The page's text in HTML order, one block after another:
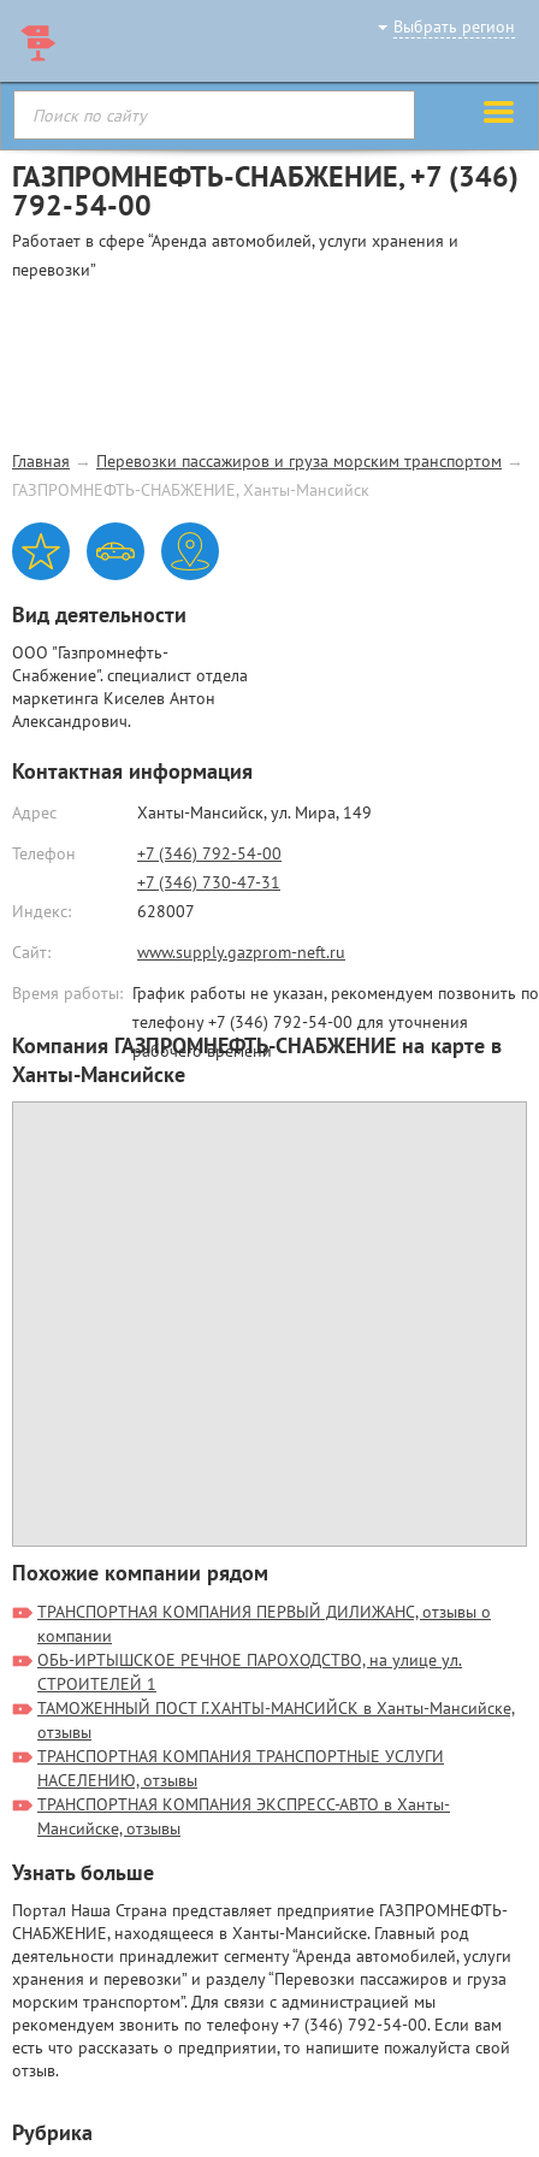
Выбрать регион
ГАЗПРОМНЕФТЬ-СНАБЖЕНИЕ,+7 (346)
792-54-00
Работает в сфере “Аренда автомобилей, услуги хранения и
перевозки”
Главная → Перевозки пассажиров и груза морским транспортом →
ГАЗПРОМНЕФТЬ-СНАБЖЕНИЕ, Ханты-Мансийск
Вид деятельности
ООО "Газпромнефть-
Снабжение". специалист отдела
маркетинга Киселев Антон
Александрович.
Контактная информация
Адрес Ханты-Мансийск,ул. Мира, 149
Телефон
+7 (346) 792-54-00
+7 (346) 730-47-31
Индекс:
628007
Сайт:
www.supply.gazprom-neft.ru
Время работы: График работы не указан, рекомендуем позвонить по
телефону +7 (346) 792-54-00 для уточнения
рабочего времени
Компания ГАЗПРОМНЕФТЬ-СНАБЖЕНИЕ на карте в
Ханты-Мансийске
Похожие компании рядом
ТРАНСПОРТНАЯ КОМПАНИЯ ПЕРВЫЙ ДИЛИЖАНС, отзывы о
компании
ОБЬ-ИРТЫШСКОЕ РЕЧНОЕ ПАРОХОДСТВО, на улице ул.
СТРОИТЕЛЕЙ 1
ТАМОЖЕННЫЙ ПОСТ Г.ХАНТЫ-МАНСИЙСК в Ханты-Мансийске,
отзывы
ТРАНСПОРТНАЯ КОМПАНИЯ ТРАНСПОРТНЫЕ УСЛУГИ
НАСЕЛЕНИЮ, отзывы
ТРАНСПОРТНАЯ КОМПАНИЯ ЭКСПРЕСС-АВТО в Ханты-
Мансийске, отзывы
Узнать больше
Портал Наша Страна представляет предприятие ГАЗПРОМНЕФТЬ-
СНАБЖЕНИЕ, находящееся в Ханты-Мансийске. Главный род
деятельности принадлежит сегменту “Аренда автомобилей, услуги
хранения и перевозки” и разделу “Перевозки пассажиров и груза
морским транспортом”. Для связи с администрацией мы
рекомендуем звонить по телефону +7 (346) 792-54-00. Если вам
есть что рассказать о предприятии, то напишите пожалуйста свой
отзыв.
Рубрика